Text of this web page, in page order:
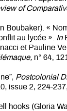
of
Boubaker). «
au lycée ». In
et Pauline
n° 64,
Postcolonial
issue 2, 224-237,
hooks (Gloria